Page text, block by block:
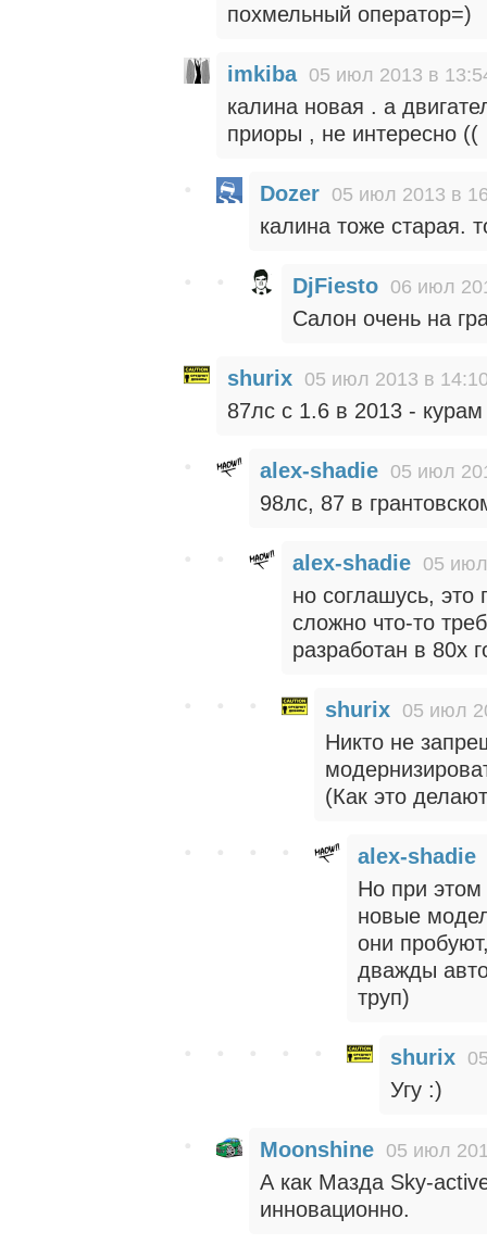
похмельный оператор=)
imkiba 05 июл 2013 в
калина новая . а
приоры , не интересно ((
Dozer 05 июл 2013 в
калина тоже старая.
DjFiesto 06 июл
Салон очень на
shurix 05 июл 2013 в
87лс с 1.6 в 2013 -
alex-shadie 05 июл
98лс, 87 в
alex-shadie 05
но соглашусь, это
сложно что-то
разработан в 80х
shurix 05 июл
Никто не
(Как это
alex-shadie
Но при этом
новые
они
дважды
труп)
shurix
Угу :)
Moonshine 05 июл
А как Мазда Sky-
инновационно.